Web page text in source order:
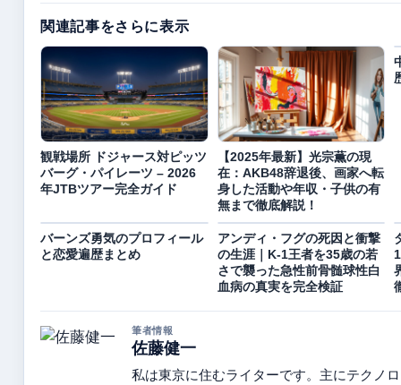
関連記事をさらに表示
観戦場所 ドジャース対ピッツ
バーグ・パイレーツ – 2026
年JTBツアー完全ガイド
【2025年最新】光宗薫の現
在：AKB48辞退後、画家へ転
身した活動や年収・子供の有
無まで徹底解説！
バーンズ勇気のプロフィール
と恋愛遍歴まとめ
アンディ・フグの死因と衝撃
の生涯｜K-1王者を35歳の若
さで襲った急性前骨髄球性白
血病の真実を完全検証
筆者情報
佐藤健一
私は東京に住むライターです。主にテクノ